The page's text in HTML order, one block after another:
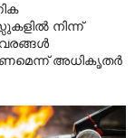
നിന്ന്
അധികൃതർ